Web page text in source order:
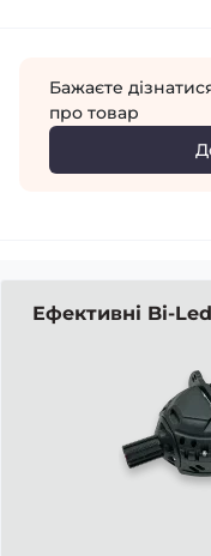
Бажаєте
про товар
Ефективні Bi-